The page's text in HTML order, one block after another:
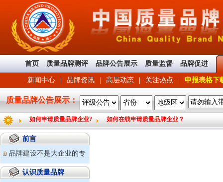
首页 质量品牌测评 品牌公告展示 质量监督 品牌促进
新闻中心 品牌资讯 高层动态 关注热点 申报表格下
质量品牌公告展示：
如何申请质量品牌企业? 如何在线申请质量品牌企业？
前言
品牌建设不是大企业的专
认识质量品牌